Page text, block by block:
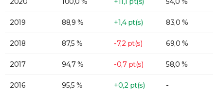
2019 88,9 % +1,4 pt(s) 83,0 %
2018 87,5 % -7,2 pt(s) 69,0 %
2017 94,7 % -0,7 pt(s) 58,0 %
2016 95,5 % +0,2 pt(s) -